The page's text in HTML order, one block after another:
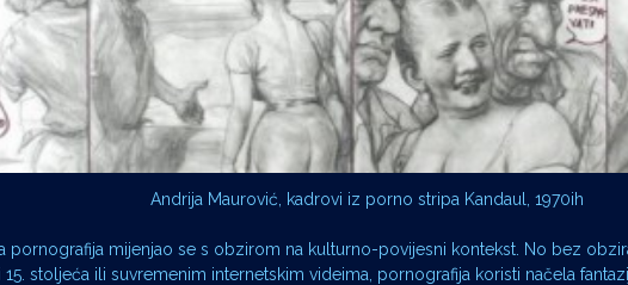
Andrija Maurović, kadrovi iz porno stripa Kandaul, 1970ih
pornografija mijenjao se s obzirom na kulturno-povijesni kontekst. No bez
15. stoljeća ili suvremenim internetskim videima, pornografija koristi načela